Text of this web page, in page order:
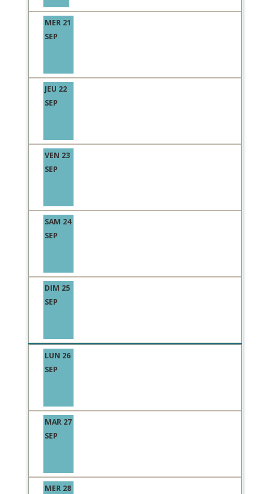
MER 21
SEP
JEU 22
SEP
VEN 23
SEP
SAM 24
SEP
DIM 25
SEP
LUN 26
SEP
MAR 27
SEP
MER 28